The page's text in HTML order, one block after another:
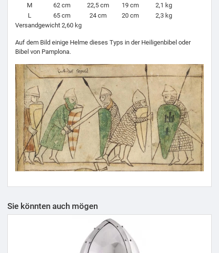
M
62 cm 22,5 cm 19 cm
2,1 kg
L
65 cm 24 cm 20 cm
2,3 kg
Versandgewicht 2,60 kg
Auf dem Bild einige Helme dieses Typs in der Heiligenbibel oder
Bibel von Pamplona.
Sie könnten auch mögen